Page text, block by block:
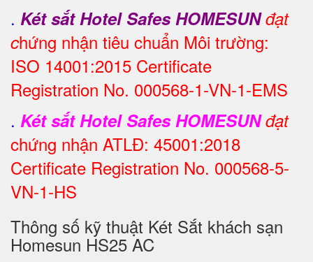
. Két sắt Hotel Safes HOMESUNđạt
chứng nhận tiêu chuẩn Môi trường:
ISO 14001:2015 Certificate
Registration No. 000568-1-VN-1-EMS
. Két sắt Hotel Safes HOMESUNđạt
chứng nhận ATLĐ: 45001:2018
Certificate Registration No. 000568-5-
VN-1-HS
Thông số kỹ thuật Két Sắt khách sạn
Homesun HS25 AC